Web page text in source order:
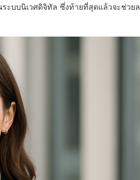
ะบบนิเวศดิจิทัล ซึ่งท้ายที่สุดแล้วจะช่วยล